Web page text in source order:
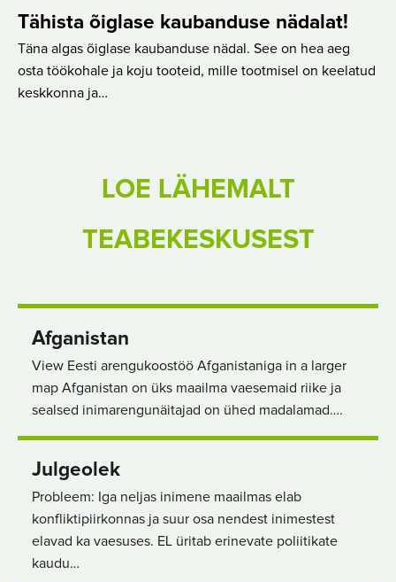
Tähista õiglase kaubanduse nädalat!
Täna algas õiglase kaubanduse nädal. See on hea aeg
osta töökohale ja koju tooteid, mille tootmisel on keelatud
keskkonna ja…
LOE LÄHEMALT
TEABEKESKUSEST
Afganistan
View Eesti arengukoostöö Afganistaniga in a larger
map Afganistan on üks maailma vaesemaid riike ja
sealsed inimarengunäitajad on ühed madalamad….
Julgeolek
Probleem: Iga neljas inimene maailmas elab
konfliktipiirkonnas ja suur osa nendest inimestest
elavad ka vaesuses. EL üritab erinevate poliitikate
kaudu…